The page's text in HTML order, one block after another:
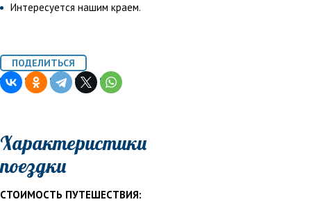
Интересуется нашим краем.
Характеристики
поездки
СТОИМОСТЬ ПУТЕШЕСТВИЯ: